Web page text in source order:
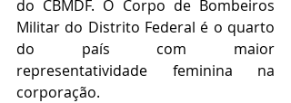
do CBMDF. O Corpo de Bombeiros
Militar do Distrito Federal é o quarto
do país com maior
representatividade feminina na
corporação.